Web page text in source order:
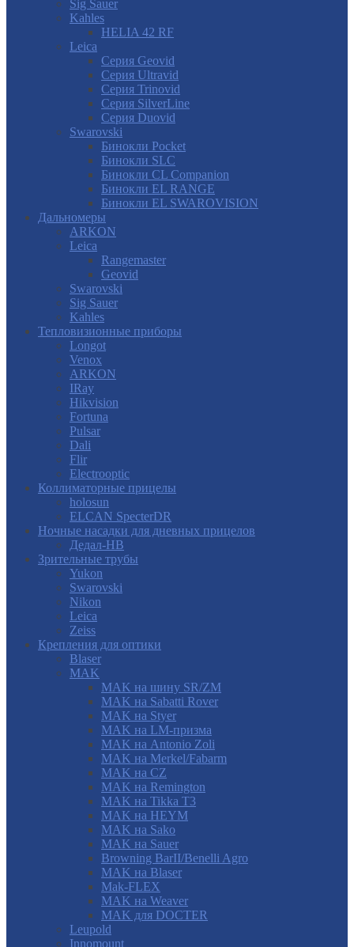
Sig Sauer
Kahles
HELIA 42 RF
Leica
Серия Geovid
Серия Ultravid
Серия Trinovid
Серия SilverLine
Серия Duovid
Swarovski
Бинокли Pocket
Бинокли SLC
Бинокли CL Companion
Бинокли EL RANGE
Бинокли EL SWAROVISION
Дальномеры
ARKON
Leica
Rangemaster
Geovid
Swarovski
Sig Sauer
Kahles
Тепловизионные приборы
Longot
Venox
ARKON
IRay
Hikvision
Fortuna
Pulsar
Dali
Flir
Electrooptic
Коллиматорные прицелы
holosun
ELCAN SpecterDR
Ночные насадки для дневных прицелов
Дедал-НВ
Зрительные трубы
Yukon
Swarovski
Nikon
Leica
Zeiss
Крепления для оптики
Blaser
MAK
MAK на шину SR/ZM
MAK на Sabatti Rover
MAK на Styer
MAK на LM-призма
MAK на Antonio Zoli
MAK на Merkel/Fabarm
MAK на CZ
MAK на Remington
MAK на Tikka T3
MAK на HEYM
MAK на Sako
MAK на Sauer
Browning BarII/Benelli Agro
MAK на Blaser
Mak-FLEX
MAK на Weaver
MAK для DOCTER
Leupold
Innomount